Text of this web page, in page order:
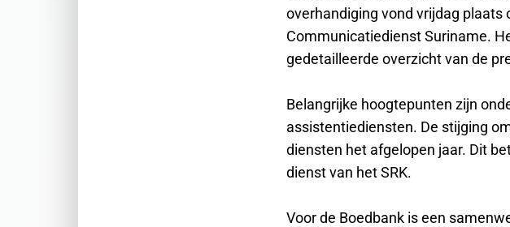
overhandiging vond vrijdag plaats
Communicatiedienst Suriname.
gedetailleerde overzicht van de
Belangrijke hoogtepunten zijn
assistentiediensten. De stijging
diensten het afgelopen jaar. Dit
dienst van het SRK.
Voor de Boedbank is een